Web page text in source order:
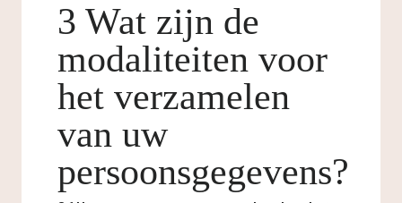
3 Wat zijn de
modaliteiten voor
het verzamelen
van uw
persoonsgegevens?